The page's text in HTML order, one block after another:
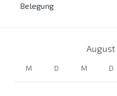
Belegung
August
M D M D